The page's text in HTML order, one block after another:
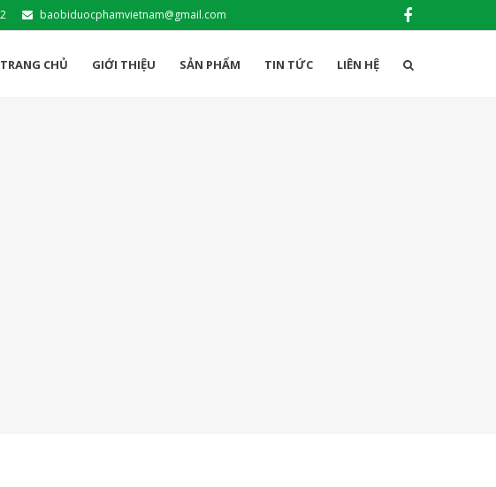
baobiduocphamvietnam@gmail.com
TRANG CHỦ GIỚI THIỆU SẢN PHẨM TIN TỨC LIÊN HỆ